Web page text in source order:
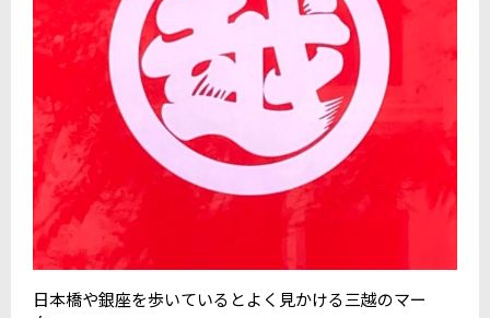
日本橋や銀座を歩いているとよく見かける三越のマー